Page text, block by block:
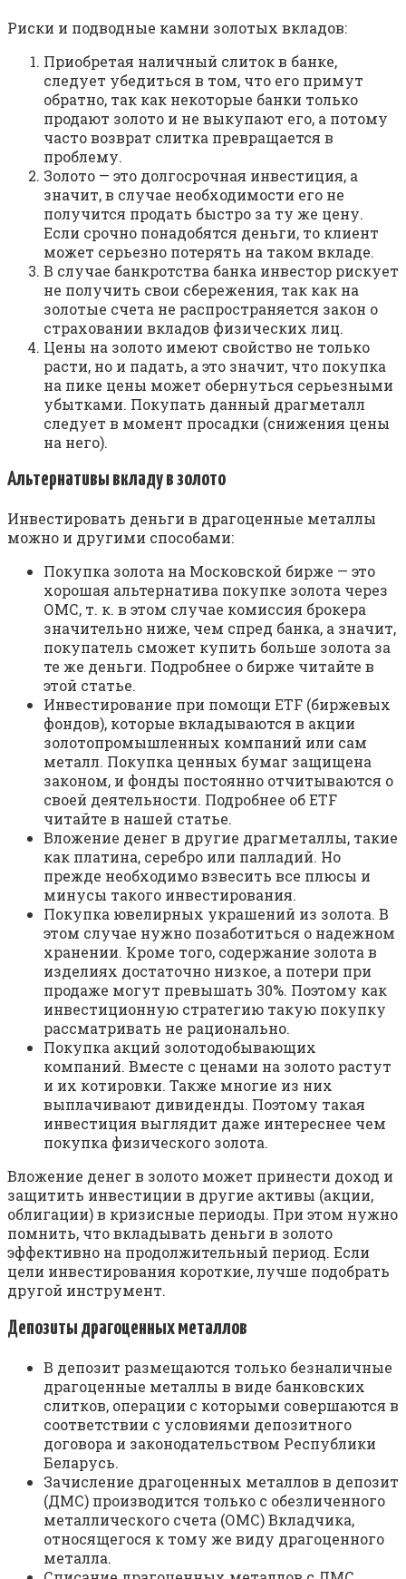
Риски и подводные камни золотых вкладов:
Приобретая наличный слиток в банке,
следует убедиться в том, что его примут
обратно, так как некоторые банки только
продают золото и не выкупают его, а потому
часто возврат слитка превращается в
проблему.
Золото — это долгосрочная инвестиция, а
значит, в случае необходимости его не
получится продать быстро за ту же цену.
Если срочно понадобятся деньги, то клиент
может серьезно потерять на таком вкладе.
В случае банкротства банка инвестор рискует
не получить свои сбережения, так как на
золотые счета не распространяется закон о
страховании вкладов физических лиц.
Цены на золото имеют свойство не только
расти, но и падать, а это значит, что покупка
на пике цены может обернуться серьезными
убытками. Покупать данный драгметалл
следует в момент просадки (снижения цены
на него).
Альтернативы вкладу в золото
Инвестировать деньги в драгоценные металлы
можно и другими способами:
Покупка золота на Московской бирже — это
хорошая альтернатива покупке золота через
ОМС, т. к. в этом случае комиссия брокера
значительно ниже, чем спред банка, а значит,
покупатель сможет купить больше золота за
те же деньги. Подробнее о бирже читайте в
этой статье.
Инвестирование при помощи ETF (биржевых
фондов), которые вкладываются в акции
золотопромышленных компаний или сам
металл. Покупка ценных бумаг защищена
законом, и фонды постоянно отчитываются о
своей деятельности. Подробнее об ETF
читайте в нашей статье.
Вложение денег в другие драгметаллы, такие
как платина, серебро или палладий. Но
прежде необходимо взвесить все плюсы и
минусы такого инвестирования.
Покупка ювелирных украшений из золота. В
этом случае нужно позаботиться о надежном
хранении. Кроме того, содержание золота в
изделиях достаточно низкое, а потери при
продаже могут превышать 30%. Поэтому как
инвестиционную стратегию такую покупку
рассматривать не рационально.
Покупка акций золотодобывающих
компаний. Вместе с ценами на золото растут
и их котировки. Также многие из них
выплачивают дивиденды. Поэтому такая
инвестиция выглядит даже интереснее чем
покупка физического золота.
Вложение денег в золото может принести доход и
защитить инвестиции в другие активы (акции,
облигации) в кризисные периоды. При этом нужно
помнить, что вкладывать деньги в золото
эффективно на продолжительный период. Если
цели инвестирования короткие, лучше подобрать
другой инструмент.
Депозиты драгоценных металлов
В депозит размещаются только безналичные
драгоценные металлы в виде банковских
слитков, операции с которыми совершаются в
соответствии с условиями депозитного
договора и законодательством Республики
Беларусь.
Зачисление драгоценных металлов в депозит
(ДМС) производится только с обезличенного
металлического счета (ОМС) Вкладчика,
относящегося к тому же виду драгоценного
металла.